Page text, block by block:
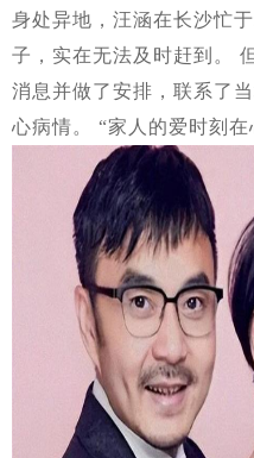
身处异地，汪涵在长沙忙
子，实在无法及时赶到。
消息并做了安排，联系了
心病情。 “家人的爱时刻在